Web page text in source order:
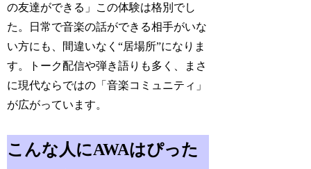
の友達ができる」この体験は格別でし
た。日常で音楽の話ができる相手がいな
い方にも、間違いなく“居場所”になりま
す。トーク配信や弾き語りも多く、まさ
に現代ならではの「音楽コミュニティ」
が広がっています。
こんな人にAWAはぴった